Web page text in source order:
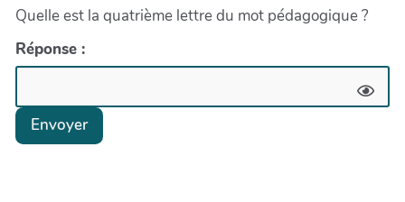
Quelle est la quatrième lettre du mot pédagogique ?
Réponse :
Envoyer